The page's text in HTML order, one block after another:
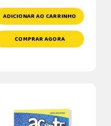
ADICIONAR AO CARRINHO
COMPRAR AGORA